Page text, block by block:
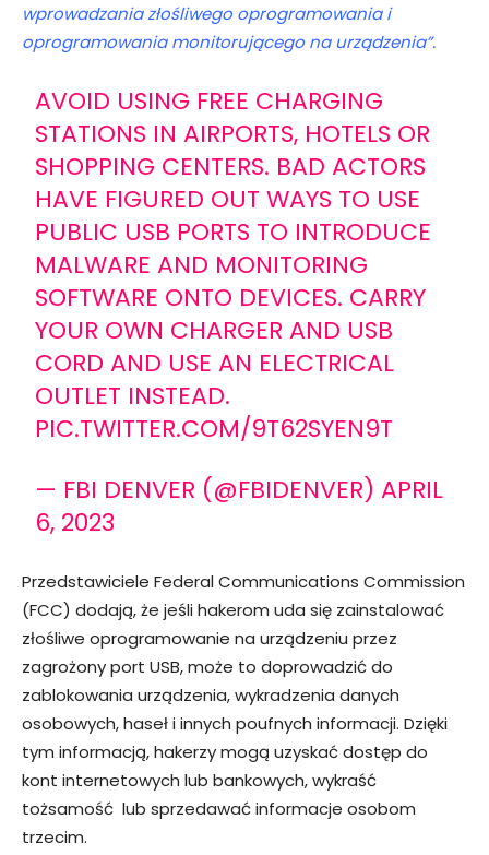
wprowadzania złośliwego oprogramowania i
oprogramowania monitorującego na urządzenia”.
AVOID USING FREE CHARGING
STATIONS IN AIRPORTS, HOTELS OR
SHOPPING CENTERS. BAD ACTORS
HAVE FIGURED OUT WAYS TO USE
PUBLIC USB PORTS TO INTRODUCE
MALWARE AND MONITORING
SOFTWARE ONTO DEVICES. CARRY
YOUR OWN CHARGER AND USB
CORD AND USE AN ELECTRICAL
OUTLET INSTEAD.
PIC.TWITTER.COM/9T62SYEN9T
— FBI DENVER (@FBIDENVER)APRIL
6, 2023
Przedstawiciele Federal Communications Commission
(FCC) dodają, że jeśli hakerom uda się zainstalować
złośliwe oprogramowanie na urządzeniu przez
zagrożony port USB, może to doprowadzić do
zablokowania urządzenia, wykradzenia danych
osobowych, haseł i innych poufnych informacji. Dzięki
tym informacją, hakerzy mogą uzyskać dostęp do
kont internetowych lub bankowych, wykraść
tożsamość lub sprzedawać informacje osobom
trzecim.